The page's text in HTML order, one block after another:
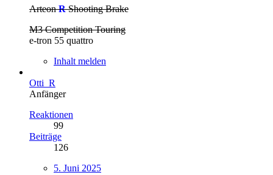
ArteonRShooting Brake
M3 Competition Touring
e-tron 55 quattro
Inhalt melden
Otti_R
Anfänger
Reaktionen
99
Beiträge
126
5. Juni 2025